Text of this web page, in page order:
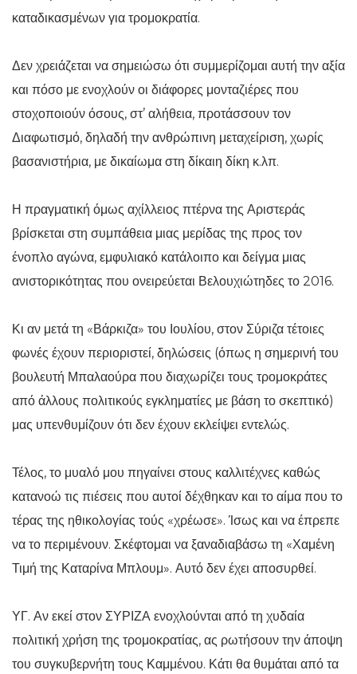
καταδικασμένων για τρομοκρατία.
Δεν χρειάζεται να σημειώσω ότι συμμερίζομαι αυτή την αξία
και πόσο με ενοχλούν οι διάφορες μονταζιέρες που
στοχοποιούν όσους, στ’ αλήθεια, προτάσσουν τον
Διαφωτισμό, δηλαδή την ανθρώπινη μεταχείριση, χωρίς
βασανιστήρια, με δικαίωμα στη δίκαιη δίκη κ.λπ.
Η πραγματική όμως αχίλλειος πτέρνα της Αριστεράς
βρίσκεται στη συμπάθεια μιας μερίδας της προς τον
ένοπλο αγώνα, εμφυλιακό κατάλοιπο και δείγμα μιας
ανιστορικότητας που ονειρεύεται Βελουχιώτηδες το 2016.
Κι αν μετά τη «Βάρκιζα» του Ιουλίου, στον Σύριζα τέτοιες
φωνές έχουν περιοριστεί, δηλώσεις (όπως η σημερινή του
βουλευτή Μπαλαούρα που διαχωρίζει τους τρομοκράτες
από άλλους πολιτικούς εγκληματίες με βάση το σκεπτικό)
μας υπενθυμίζουν ότι δεν έχουν εκλείψει εντελώς.
Τέλος, το μυαλό μου πηγαίνει στους καλλιτέχνες καθώς
κατανοώ τις πιέσεις που αυτοί δέχθηκαν και το αίμα που το
τέρας της ηθικολογίας τούς «χρέωσε». Ίσως και να έπρεπε
να το περιμένουν. Σκέφτομαι να ξαναδιαβάσω τη «Χαμένη
Τιμή της Καταρίνα Μπλουμ». Αυτό δεν έχει αποσυρθεί.
ΥΓ. Αν εκεί στον ΣΥΡΙΖΑ ενοχλούνται από τη χυδαία
πολιτική χρήση της τρομοκρατίας, ας ρωτήσουν την άποψη
του συγκυβερνήτη τους Καμμένου. Κάτι θα θυμάται από τα